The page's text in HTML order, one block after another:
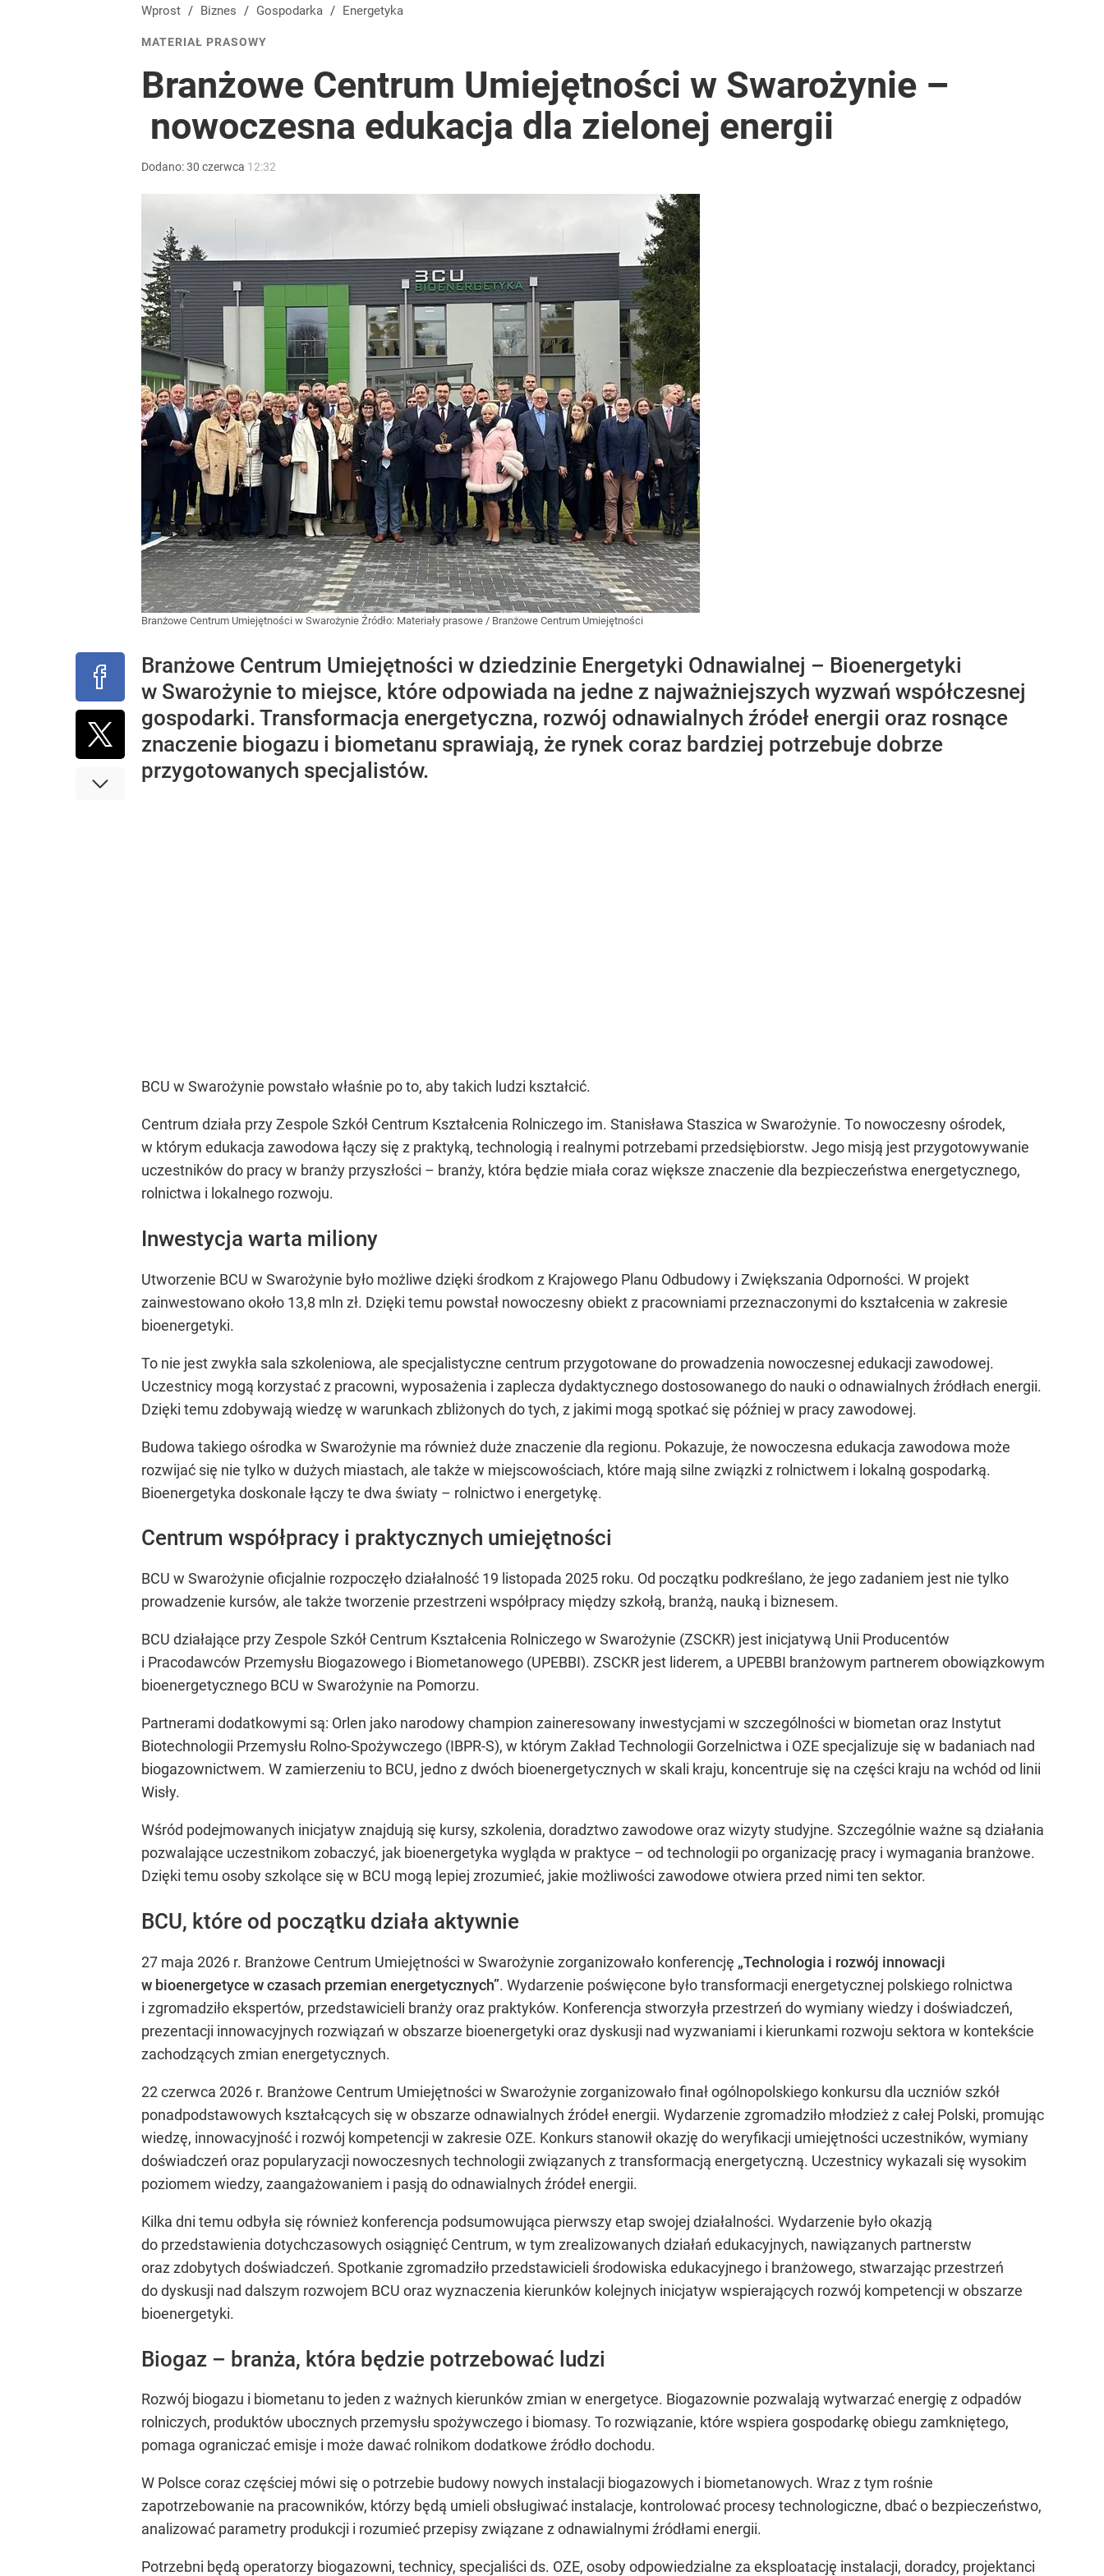
Wprost / Biznes / Gospodarka / Energetyka
MATERIAŁ PRASOWY
Branżowe Centrum Umiejętności w Swarożynie –
nowoczesna edukacja dla zielonej energii
Dodano:30 czerwca 12:32
Branżowe Centrum Umiejętności w Swarożynie Źródło: Materiały prasowe / Branżowe Centrum Umiejętności
Branżowe Centrum Umiejętności w dziedzinie Energetyki Odnawialnej – Bioenergetyki
w Swarożynie to miejsce, które odpowiada na jedne z najważniejszych wyzwań współczesnej
gospodarki. Transformacja energetyczna, rozwój odnawialnych źródeł energii oraz rosnące
znaczenie biogazu i biometanu sprawiają, że rynek coraz bardziej potrzebuje dobrze
przygotowanych specjalistów.
BCU w Swarożynie powstało właśnie po to, aby takich ludzi kształcić.
Centrum działa przy Zespole Szkół Centrum Kształcenia Rolniczego im. Stanisława Staszica w Swarożynie. To nowoczesny ośrodek,
w którym edukacja zawodowa łączy się z praktyką, technologią i realnymi potrzebami przedsiębiorstw. Jego misją jest przygotowywanie
uczestników do pracy w branży przyszłości – branży, która będzie miała coraz większe znaczenie dla bezpieczeństwa energetycznego,
rolnictwa i lokalnego rozwoju.
Inwestycja warta miliony
Utworzenie BCU w Swarożynie było możliwe dzięki środkom z Krajowego Planu Odbudowy i Zwiększania Odporności. W projekt
zainwestowano około 13,8 mln zł. Dzięki temu powstał nowoczesny obiekt z pracowniami przeznaczonymi do kształcenia w zakresie
bioenergetyki.
To nie jest zwykła sala szkoleniowa, ale specjalistyczne centrum przygotowane do prowadzenia nowoczesnej edukacji zawodowej.
Uczestnicy mogą korzystać z pracowni, wyposażenia i zaplecza dydaktycznego dostosowanego do nauki o odnawialnych źródłach energii.
Dzięki temu zdobywają wiedzę w warunkach zbliżonych do tych, z jakimi mogą spotkać się później w pracy zawodowej.
Budowa takiego ośrodka w Swarożynie ma również duże znaczenie dla regionu. Pokazuje, że nowoczesna edukacja zawodowa może
rozwijać się nie tylko w dużych miastach, ale także w miejscowościach, które mają silne związki z rolnictwem i lokalną gospodarką.
Bioenergetyka doskonale łączy te dwa światy – rolnictwo i energetykę.
Centrum współpracy i praktycznych umiejętności
BCU w Swarożynie oficjalnie rozpoczęło działalność 19 listopada 2025 roku. Od początku podkreślano, że jego zadaniem jest nie tylko
prowadzenie kursów, ale także tworzenie przestrzeni współpracy między szkołą, branżą, nauką i biznesem.
BCU działające przy Zespole Szkół Centrum Kształcenia Rolniczego w Swarożynie (ZSCKR) jest inicjatywą Unii Producentów
i Pracodawców Przemysłu Biogazowego i Biometanowego (UPEBBI). ZSCKR jest liderem, a UPEBBI branżowym partnerem obowiązkowym
bioenergetycznego BCU w Swarożynie na Pomorzu.
Partnerami dodatkowymi są: Orlen jako narodowy champion zaineresowany inwestycjami w szczególności w biometan oraz Instytut
Biotechnologii Przemysłu Rolno-Spożywczego (IBPR-S), w którym Zakład Technologii Gorzelnictwa i OZE specjalizuje się w badaniach nad
biogazownictwem. W zamierzeniu to BCU, jedno z dwóch bioenergetycznych w skali kraju, koncentruje się na części kraju na wchód od linii
Wisły.
Wśród podejmowanych inicjatyw znajdują się kursy, szkolenia, doradztwo zawodowe oraz wizyty studyjne. Szczególnie ważne są działania
pozwalające uczestnikom zobaczyć, jak bioenergetyka wygląda w praktyce – od technologii po organizację pracy i wymagania branżowe.
Dzięki temu osoby szkolące się w BCU mogą lepiej zrozumieć, jakie możliwości zawodowe otwiera przed nimi ten sektor.
BCU, które od początku działa aktywnie
27 maja 2026 r. Branżowe Centrum Umiejętności w Swarożynie zorganizowało konferencję „Technologia i rozwój innowacji
w bioenergetyce w czasach przemian energetycznych”. Wydarzenie poświęcone było transformacji energetycznej polskiego rolnictwa
i zgromadziło ekspertów, przedstawicieli branży oraz praktyków. Konferencja stworzyła przestrzeń do wymiany wiedzy i doświadczeń,
prezentacji innowacyjnych rozwiązań w obszarze bioenergetyki oraz dyskusji nad wyzwaniami i kierunkami rozwoju sektora w kontekście
zachodzących zmian energetycznych.
22 czerwca 2026 r. Branżowe Centrum Umiejętności w Swarożynie zorganizowało finał ogólnopolskiego konkursu dla uczniów szkół
ponadpodstawowych kształcących się w obszarze odnawialnych źródeł energii. Wydarzenie zgromadziło młodzież z całej Polski, promując
wiedzę, innowacyjność i rozwój kompetencji w zakresie OZE. Konkurs stanowił okazję do weryfikacji umiejętności uczestników, wymiany
doświadczeń oraz popularyzacji nowoczesnych technologii związanych z transformacją energetyczną. Uczestnicy wykazali się wysokim
poziomem wiedzy, zaangażowaniem i pasją do odnawialnych źródeł energii.
Kilka dni temu odbyła się również konferencja podsumowująca pierwszy etap swojej działalności. Wydarzenie było okazją
do przedstawienia dotychczasowych osiągnięć Centrum, w tym zrealizowanych działań edukacyjnych, nawiązanych partnerstw
oraz zdobytych doświadczeń. Spotkanie zgromadziło przedstawicieli środowiska edukacyjnego i branżowego, stwarzając przestrzeń
do dyskusji nad dalszym rozwojem BCU oraz wyznaczenia kierunków kolejnych inicjatyw wspierających rozwój kompetencji w obszarze
bioenergetyki.
Biogaz – branża, która będzie potrzebować ludzi
Rozwój biogazu i biometanu to jeden z ważnych kierunków zmian w energetyce. Biogazownie pozwalają wytwarzać energię z odpadów
rolniczych, produktów ubocznych przemysłu spożywczego i biomasy. To rozwiązanie, które wspiera gospodarkę obiegu zamkniętego,
pomaga ograniczać emisje i może dawać rolnikom dodatkowe źródło dochodu.
W Polsce coraz częściej mówi się o potrzebie budowy nowych instalacji biogazowych i biometanowych. Wraz z tym rośnie
zapotrzebowanie na pracowników, którzy będą umieli obsługiwać instalacje, kontrolować procesy technologiczne, dbać o bezpieczeństwo,
analizować parametry produkcji i rozumieć przepisy związane z odnawialnymi źródłami energii.
Potrzebni będą operatorzy biogazowni, technicy, specjaliści ds. OZE, osoby odpowiedzialne za eksploatację instalacji, doradcy, projektanci